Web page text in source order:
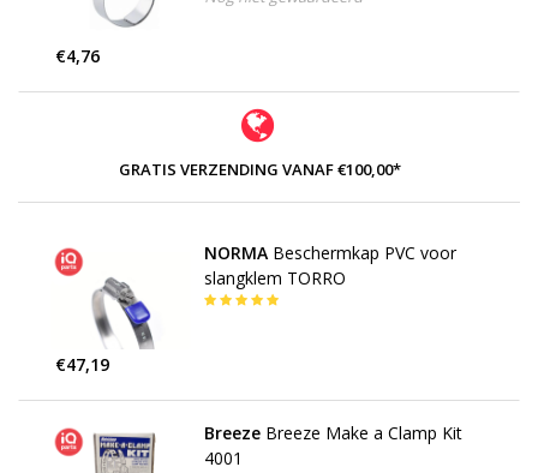
€4,76
GRATIS VERZENDING VANAF €100,00*
NORMA Beschermkap PVC voor
slangklem TORRO
€47,19
Breeze Breeze Make a Clamp Kit
4001